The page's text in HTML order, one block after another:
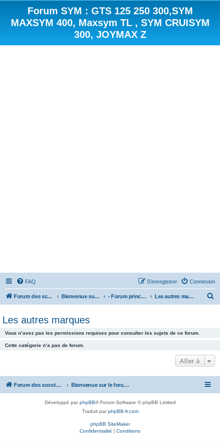
Forum SYM : GTS 125 250 300,SYM
MAXSYM 400, Maxsym TL , SYM CRUISYM
300, JOYMAX Z
FAQ Connexion
S’enregistrer
Forum des scooters SYM - GTS -MAXSYM - CRUISYM - JOYMAX - Maxsym TL Bienvenue sur le forum des scooters de la gamme SYM - Forum principal - Les autres marques
r
c
Les autres marques
Vous n’avez pas les permissions requises pour consulter les sujets de ce forum.
Cette catégorie n’a pas de forum.
Aller à
Forum des scooters SYM - GTS -MAXSYM - CRUISYM - JOYMAX - Maxsym TL Bienvenue sur le forum des scooters de la gamme SYM
Développé parphpBB® Forum Software © phpBB Limited
Traduit parphpBB-fr.com
phpBB SiteMaker
Confidentialité | Conditions